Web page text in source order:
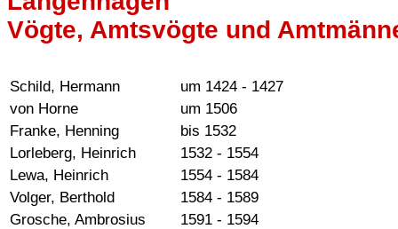
Vögte, Amtsvögte und
Schild, Hermann
um 1424 - 1427
von Horne
um 1506
Franke, Henning
bis 1532
Lorleberg, Heinrich
1532 - 1554
Lewa, Heinrich
1554 - 1584
Volger, Berthold
1584 - 1589
Grosche, Ambrosius
1591 - 1594